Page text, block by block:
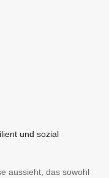
und sozial
aussieht, das sowohl